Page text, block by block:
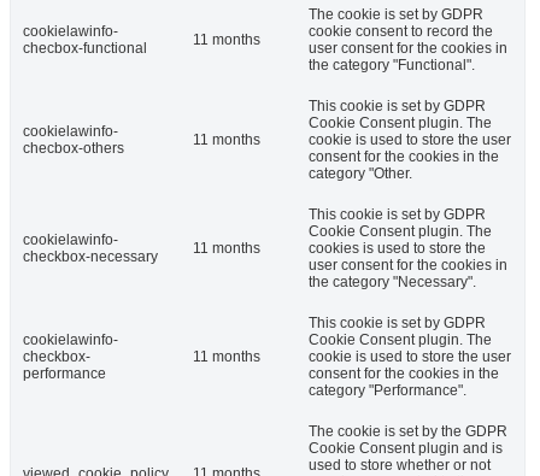
cookielawinfo-
checbox-functional
11 months
The cookie is set by GDPR
cookie consent to record the
user consent for the cookies in
the category "Functional".
cookielawinfo-
checbox-others
11 months
This cookie is set by GDPR
Cookie Consent plugin. The
cookie is used to store the user
consent for the cookies in the
category "Other.
cookielawinfo-
checkbox-necessary
11 months
This cookie is set by GDPR
Cookie Consent plugin. The
cookies is used to store the
user consent for the cookies in
the category "Necessary".
cookielawinfo-
checkbox-
performance
11 months
This cookie is set by GDPR
Cookie Consent plugin. The
cookie is used to store the user
consent for the cookies in the
category "Performance".
The cookie is set by the GDPR
Cookie Consent plugin and is
used to store whether or not